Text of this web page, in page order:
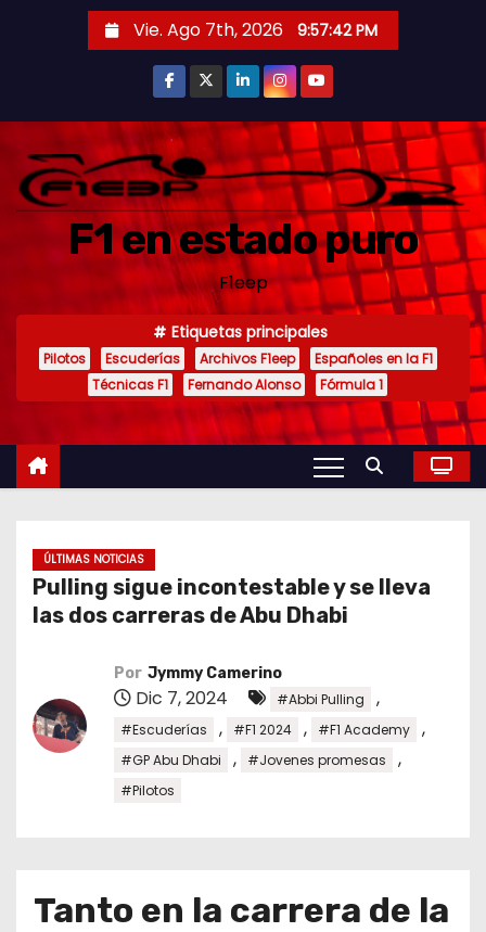
i
Vie. Ago 7th, 2026 9:57:44 PM
F1 en estado puro
F1eep
Etiquetas principales
Pilotos Escuderías Archivos F1eep
Españoles en la F1
Técnicas F1
Fernando Alonso Fórmula 1
ÚLTIMAS NOTICIAS
Pulling sigue incontestable y se lleva
las dos carreras de Abu Dhabi
Por Jymmy Camerino
Dic 7, 2024 #Abbi Pulling ,
#Escuderías , #F1 2024 , #F1 Academy ,
#GP Abu Dhabi , #Jovenes promesas ,
#Pilotos
Tanto en la carrera de la